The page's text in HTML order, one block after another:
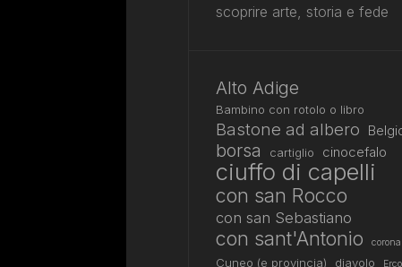
scoprire arte, storia e fede
Alto Adige
Bambino con rotolo o libro
Bastone ad albero
borsa cartiglio cinocefalo
ciuffo di capelli
con san Rocco
con san Sebastiano
con sant'Antonio corona
Cuneo (e provincia) diavolo